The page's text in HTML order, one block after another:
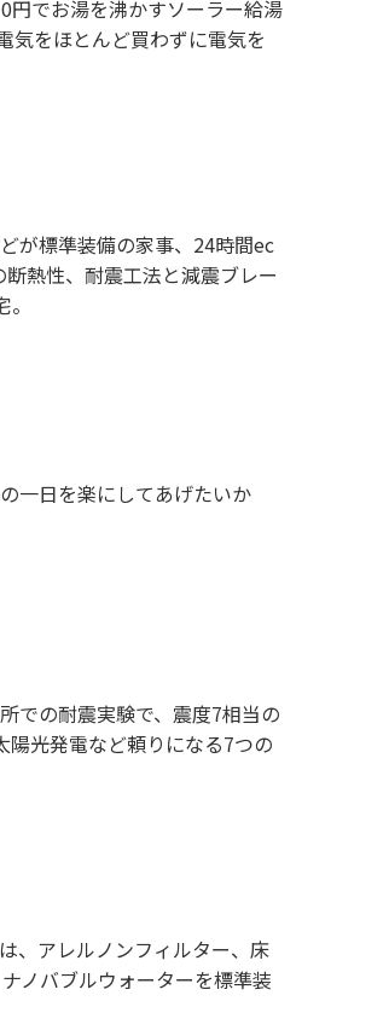
円でお湯を沸かすソーラー給湯
気をほとんど買わずに電気を
が標準装備の家事、24時間ec
熱性、耐震工法と減震ブレー
一日を楽にしてあげたいか
での耐震実験で、震度7相当の
光発電など頼りになる7つの
、アレルノンフィルター、床
ノバブルウォーターを標準装